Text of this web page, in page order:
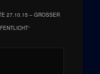
27.10.15 – GROSSER P
“